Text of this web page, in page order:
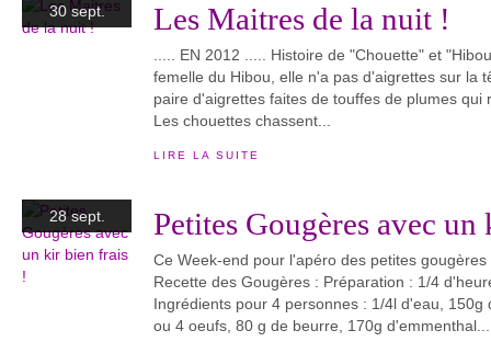
30 sept. Les Maitres de la nuit !
..... EN 2012 ..... Histoire de "Chouette" et
femelle du Hibou, elle n'a pas d'aigrettes sur la
paire d'aigrettes faites de touffes de plumes qui
Les chouettes chassent...
LIRE LA SUITE
28 sept. Petites Gougères avec
Ce Week-end pour l'apéro des petites
Recette des Gougères : Préparation : 1/4
Ingrédients pour 4 personnes : 1/4l d'eau, 150g
ou 4 oeufs, 80 g de beurre, 170g d'emmenthal...